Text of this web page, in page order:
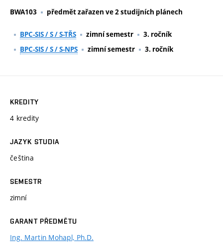
BWA103 předmět zařazen ve 2 studijních plánech
BPC-SIS / S / S-TŘS zimní semestr
3. ročník
BPC-SIS / S / S-NPS
zimní semestr 3. ročník
KREDITY
4 kredity
JAZYK STUDIA
čeština
SEMESTR
zimní
GARANT PŘEDMĚTU
Ing. Martin Mohapl, Ph.D.